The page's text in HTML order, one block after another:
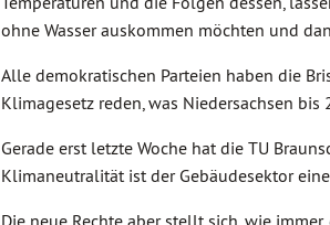
ohne Wasser auskommen möchten und
Alle demokratischen Parteien haben die
Klimagesetz reden, was Niedersachsen
Gerade erst letzte Woche hat die TU
Klimaneutralität ist der Gebäudesektor
Die neue Rechte aber stellt sich, wie